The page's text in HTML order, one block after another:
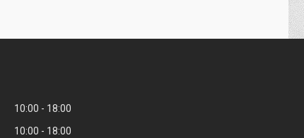
10:00
18:00
10:00
18:00